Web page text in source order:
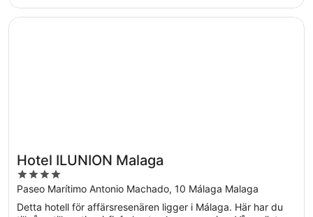
Hotel ILUNION Malaga
4
out
of
Paseo Marítimo Antonio Machado, 10 Málaga Malaga
Detta hotell för affärsresenären ligger i Málaga. Här har du
Öppnas i ett nytt fönster
Hotel ILUNION Malaga